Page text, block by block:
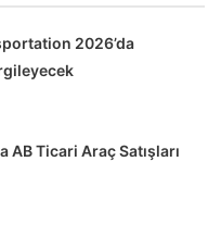
2026’da
AB Ticari Araç Satışları